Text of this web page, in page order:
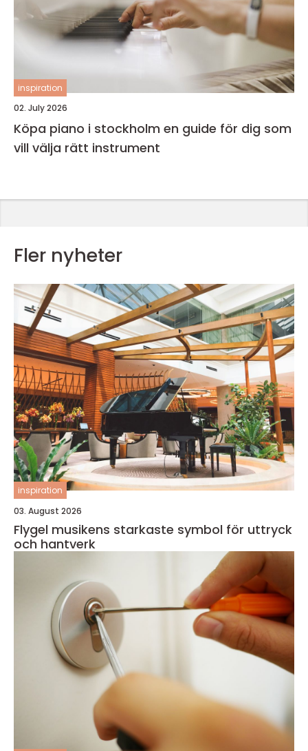
inspiration
02. July 2026
Köpa piano i stockholm en guide för dig som
vill välja rätt instrument
Fler nyheter
inspiration
03. August 2026
Flygel musikens starkaste symbol för uttryck
och hantverk